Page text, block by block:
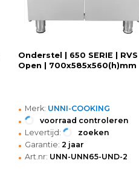
Onderstel | 650 SERIE | RVS |
Open | 700x585x560(h)mm
• Merk: UNNI-COOKING
• voorraad controleren
• Levertijd: zoeken
• Garantie: 2 jaar
• Art.nr: UNN-UNN65-UND-2